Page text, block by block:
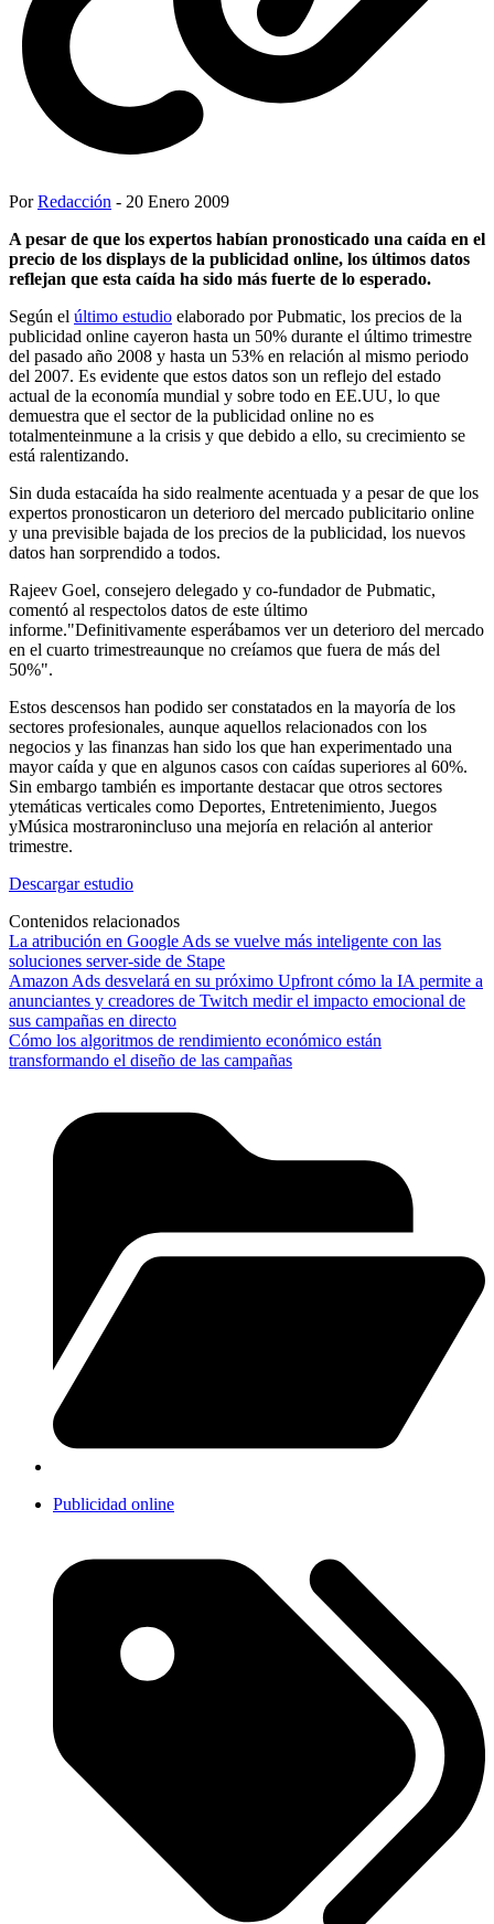
PorRedacción - 20 Enero 2009
A pesar de que los expertos habían pronosticado una caída en el
precio de los displays de la publicidad online, los últimos datos
reflejan que esta caída ha sido más fuerte de lo esperado.
Según el último estudio elaborado por Pubmatic, los precios de la
publicidad online cayeron hasta un 50% durante el último trimestre
del pasado año 2008 y hasta un 53% en relación al mismo periodo
del 2007. Es evidente que estos datos son un reflejo del estado
actual de la economía mundial y sobre todo en EE.UU, lo que
demuestra que el sector de la publicidad online no es
totalmenteinmune a la crisis y que debido a ello, su crecimiento se
está ralentizando.
Sin duda estacaída ha sido realmente acentuada y a pesar de que los
expertos pronosticaron un deterioro del mercado publicitario online
y una previsible bajada de los precios de la publicidad, los nuevos
datos han sorprendido a todos.
Rajeev Goel, consejero delegado y co-fundador de Pubmatic,
comentó al respectolos datos de este último
informe."Definitivamente esperábamos ver un deterioro del mercado
en el cuarto trimestreaunque no creíamos que fuera de más del
50%".
Estos descensos han podido ser constatados en la mayoría de los
sectores profesionales, aunque aquellos relacionados con los
negocios y las finanzas han sido los que han experimentado una
mayor caída y que en algunos casos con caídas superiores al 60%.
Sin embargo también es importante destacar que otros sectores
ytemáticas verticales como Deportes, Entretenimiento, Juegos
yMúsica mostraronincluso una mejoría en relación al anterior
trimestre.
Descargar estudio
Contenidos relacionados
La atribución en Google Ads se vuelve más inteligente con las
soluciones server-side de Stape
Amazon Ads desvelará en su próximo Upfront cómo la IA permite a
anunciantes y creadores de Twitch medir el impacto emocional de
sus campañas en directo
Cómo los algoritmos de rendimiento económico están
transformando el diseño de las campañas
Publicidad online